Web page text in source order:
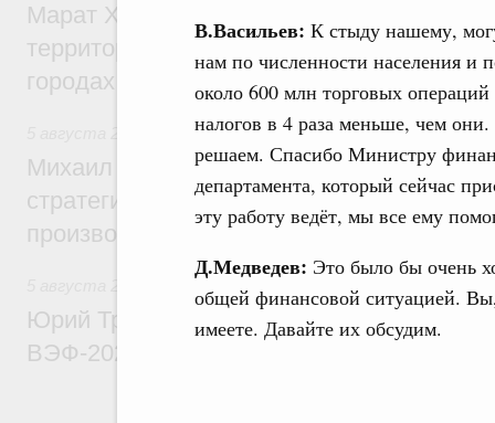
В.Васильев: К стыду нашему,
нам по численности населения и
около 600 млн торговых
налогов в 4 раза меньше, чем
решаем. Спасибо Министру
департамента, который сейчас
эту работу ведёт, мы все ему
Д.Медведев: Это было бы очень
общей финансовой ситуацией.
имеете. Давайте их обсудим.
Марат Хуснуллин: Первые проекты
территорий в Донбассе и Новороссии
городах ДНР
Вопросы производительности труда и
Михаил Мишустин дал поручения по
стратегической сессии, посвящённой
производительности труда
Юрий Трутнев: Опубликована
ВЭФ-2026